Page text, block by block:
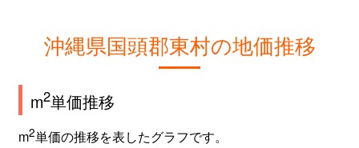
沖縄県国頭郡東村の地価推移
m2単価推移
m2単価の推移を表したグラフです。